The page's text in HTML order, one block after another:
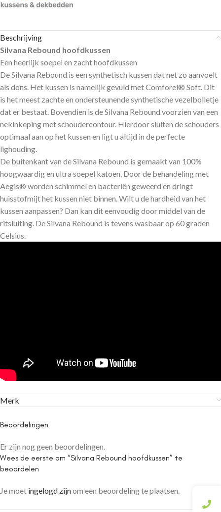
Beschrijving
Silvana Rebound hoofdkussen
Een heerlijk soepel en zacht hoofdkussen
De Silvana Rebound is een synthetisch kussen dat net zo aanvoelt
als dons. Het kussen is namelijk gevuld met Comforel® Soft. Dit
is het meest zachte en ondersteunende synthetische vezelbolletje
dat er bestaat. Bovendien is de Silvana Rebound voorzien van een
nekinkeping met schoudercontour. Hierdoor sluiten de schouders
optimaal aan op het kussen en ligt u altijd in de perfecte
lighouding.
De buitenkant van de Silvana Rebound is gemaakt van 100%
hoogwaardig en ultra soepel katoen. Door de behandeling met
Aegis® worden schimmel en bacteriën geweerd en dringt
huisstofmijt het kussen niet binnen. Wilt u de hardheid van het
kussen aanpassen? Dan kan dit eenvoudig door middel van de
ritsluiting. De Silvana Rebound is tevens wasbaar op 60 graden
Celsius.
Merk
Beoordelingen
Er zijn nog geen beoordelingen.
Wees de eerste om “Silvana Rebound hoofdkussen” te
beoordelen
Je moet ingelogd zijnom een beoordeling te plaatsen.